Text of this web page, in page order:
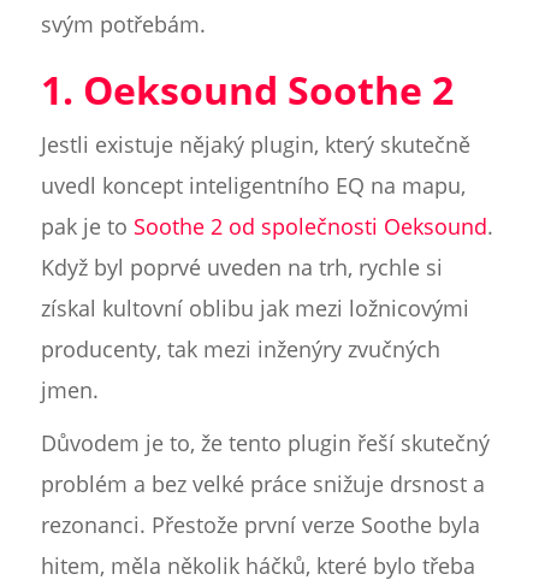
svým potřebám.
1. Oeksound Soothe 2
Jestli existuje nějaký plugin, který skutečně
uvedl koncept inteligentního EQ na mapu,
pak je to Soothe 2 od společnosti Oeksound.
Když byl poprvé uveden na trh, rychle si
získal kultovní oblibu jak mezi ložnicovými
producenty, tak mezi inženýry zvučných
jmen.
Důvodem je to, že tento plugin řeší skutečný
problém a bez velké práce snižuje drsnost a
rezonanci. Přestože první verze Soothe byla
hitem, měla několik háčků, které bylo třeba